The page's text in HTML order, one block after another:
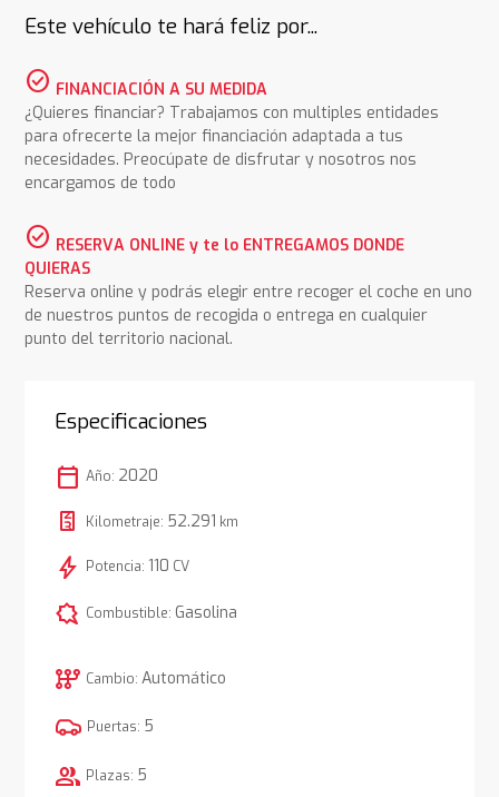
Este vehículo te hará feliz por...
check_circle FINANCIACIÓN A SU MEDIDA
¿Quieres financiar? Trabajamos con multiples entidades
para ofrecerte la mejor financiación adaptada a tus
necesidades. Preocúpate de disfrutar y nosotros nos
encargamos de todo
check_circle RESERVA ONLINE y te lo ENTREGAMOS DONDE
QUIERAS
Reserva online y podrás elegir entre recoger el coche en uno
de nuestros puntos de recogida o entrega en cualquier
punto del territorio nacional.
Especificaciones
calendar_today Año: 2020
Kilometraje: 52.291 km
bolt Potencia: 110 CV
comic_bubble Combustible: Gasolina
auto_transmission Cambio: Automático
Puertas: 5
group Plazas: 5